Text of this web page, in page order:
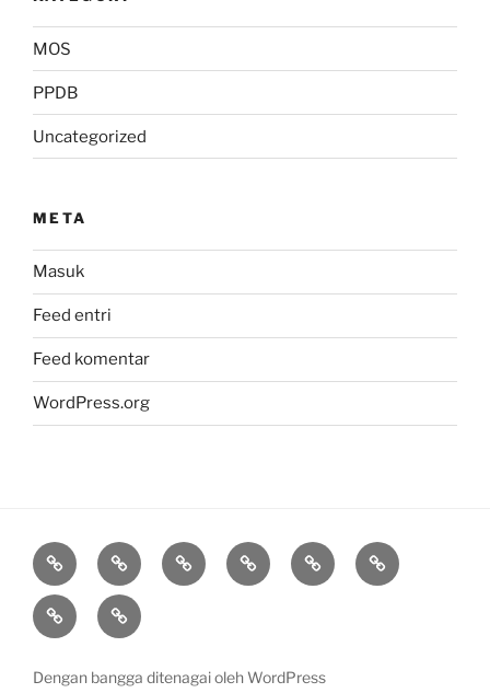
MOS
PPDB
Uncategorized
META
Masuk
Feed entri
Feed komentar
WordPress.org
AdiwiyataGaleri RDM Sarpras Sejarah SRA
Tenaga
pendidik
Visi
misi
Dengan bangga ditenagai oleh WordPress